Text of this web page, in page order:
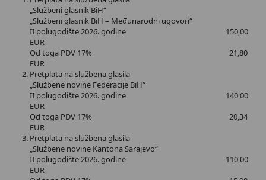
„Službeni glasnik BiH“
„Službeni glasnik BiH – Međunarodni ugovori“
II polugodište 2026. godine 150,00
EUR
Od toga PDV 17% 21,80
EUR
Pretplata na službena glasila
„Službene novine Federacije BiH“
II polugodište 2026. godine 140,00
EUR
Od toga PDV 17% 20,34
EUR
Pretplata na službena glasila
„Službene novine Kantona Sarajevo“
II polugodište 2026. godine 110,00
EUR